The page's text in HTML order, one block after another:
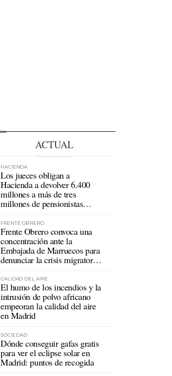
ACTUAL
HACIENDA
Los jueces obligan a
Hacienda a devolver 6.400
millones a más de tres
millones de pensionistas
FRENTE OBRERO
Frente Obrero convoca una
concentración ante la
Embajada de Marruecos para
denunciar la crisis migratoria
CALIDAD DEL AIRE
El humo de los incendios y la
intrusión de polvo africano
empeoran la calidad del aire
en Madrid
SOCIEDAD
Dónde conseguir gafas gratis
para ver el eclipse solar en
Madrid: puntos de recogida